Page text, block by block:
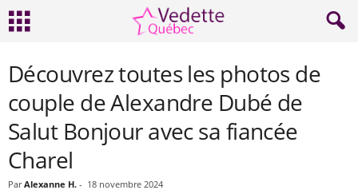
Découvrez toutes les photos de
couple de Alexandre Dubé de
Salut Bonjour avec sa fiancée
Charel
Par Alexanne H. - 18 novembre 2024